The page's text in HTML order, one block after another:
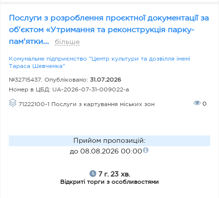
Послуги з розроблення проєктної документації за
об'єктом «Утримання та реконструкція парку-
пам'ятки...
більше
Комунальне підприємство "Центр культури та дозвілля імені
Тараса Шевченка"
№32715437. Опубліковано: 31.07.2026
Номер в ЦБД: UA-2026-07-31-009022-a
71222100-1 Послуги з картування міських зон 0
Прийом пропозицій:
до 08.08.2026 00:00
7 г. 23 хв.
Відкриті торги з особливостями
к
о
н